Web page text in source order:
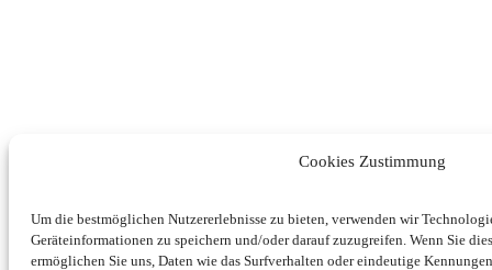
Cookies Zustimmung
Um die bestmöglichen Nutzererlebnisse zu bieten, verwenden wir
Geräteinformationen zu speichern und/oder darauf zuzugreifen. Wenn Sie
ermöglichen Sie uns, Daten wie das Surfverhalten oder eindeutige